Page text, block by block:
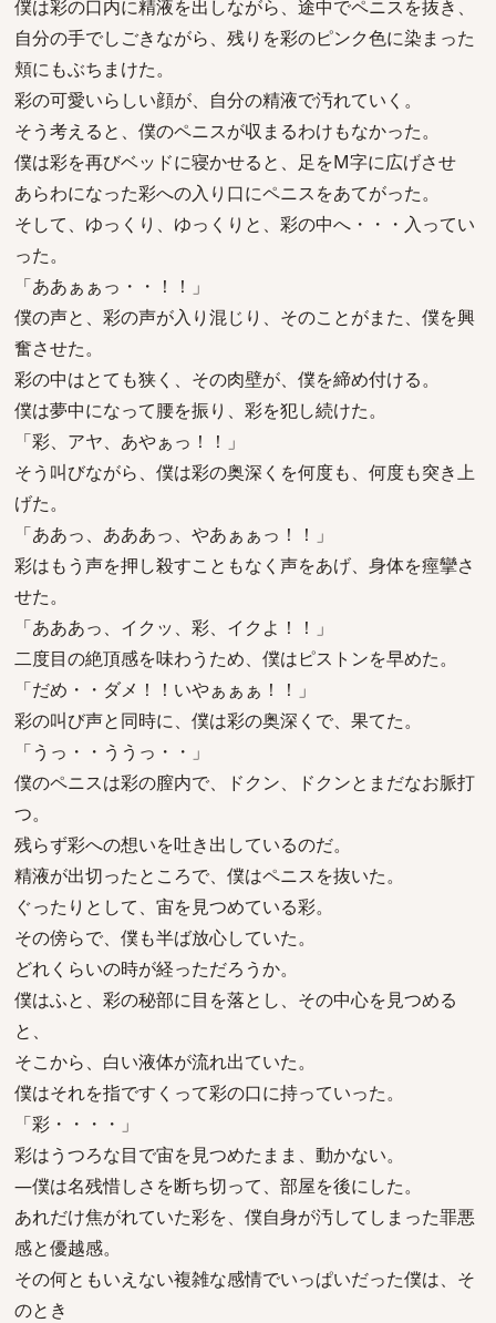
僕は彩の口内に精液を出しながら、途中でペニスを抜き、
自分の手でしごきながら、残りを彩のピンク色に染まった
頬にもぶちまけた。
彩の可愛いらしい顔が、自分の精液で汚れていく。
そう考えると、僕のペニスが収まるわけもなかった。
僕は彩を再びベッドに寝かせると、足をM字に広げさせ
あらわになった彩への入り口にペニスをあてがった。
そして、ゆっくり、ゆっくりと、彩の中へ・・・入ってい
った。
「ああぁぁっ・・！！」
僕の声と、彩の声が入り混じり、そのことがまた、僕を興
奮させた。
彩の中はとても狭く、その肉壁が、僕を締め付ける。
僕は夢中になって腰を振り、彩を犯し続けた。
「彩、アヤ、あやぁっ！！」
そう叫びながら、僕は彩の奥深くを何度も、何度も突き上
げた。
「ああっ、あああっ、やあぁぁっ！！」
彩はもう声を押し殺すこともなく声をあげ、身体を痙攣さ
せた。
「あああっ、イクッ、彩、イクよ！！」
二度目の絶頂感を味わうため、僕はピストンを早めた。
「だめ・・ダメ！！いやぁぁぁ！！」
彩の叫び声と同時に、僕は彩の奥深くで、果てた。
「うっ・・ううっ・・」
僕のペニスは彩の膣内で、ドクン、ドクンとまだなお脈打
つ。
残らず彩への想いを吐き出しているのだ。
精液が出切ったところで、僕はペニスを抜いた。
ぐったりとして、宙を見つめている彩。
その傍らで、僕も半ば放心していた。
どれくらいの時が経っただろうか。
僕はふと、彩の秘部に目を落とし、その中心を見つめる
と、
そこから、白い液体が流れ出ていた。
僕はそれを指ですくって彩の口に持っていった。
「彩・・・・」
彩はうつろな目で宙を見つめたまま、動かない。
―僕は名残惜しさを断ち切って、部屋を後にした。
あれだけ焦がれていた彩を、僕自身が汚してしまった罪悪
感と優越感。
その何ともいえない複雑な感情でいっぱいだった僕は、そ
のとき